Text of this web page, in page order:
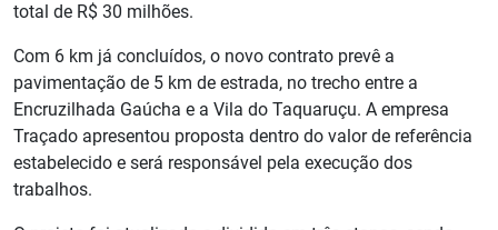
total de R$ 30 milhões.
Com 6 km já concluídos, o novo contrato prevê a
pavimentação de 5 km de estrada, no trecho entre a
Encruzilhada Gaúcha e a Vila do Taquaruçu. A empresa
Traçado apresentou proposta dentro do valor de referência
estabelecido e será responsável pela execução dos
trabalhos.